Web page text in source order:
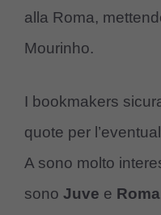
alla Roma,
Mourinho.
I bookmakers
quote per
A sono molto
sono Juve e Roma